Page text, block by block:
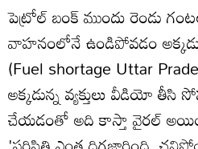
పెట్రోల్ బంక్ ముందు రెండు
వాహనంలోనే ఉండిపోవడం
(Fuel shortage Uttar
అక్కడున్న వ్యక్తులు వీడియో
చేయడంతో అది కాస్తా వైరల్